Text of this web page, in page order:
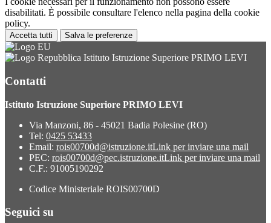
disabilitati. È possibile consultare l'elenco nella pagina della cookie
policy.
Accetta tutti Salva le preferenze
Istituto Istruzione Superiore PRIMO LEVI
Contatti
Istituto Istruzione Superiore PRIMO LEVI
Via Manzoni, 86 - 45021 Badia Polesine (RO)
Tel: 0425 53433
Email: rois00700d@istruzione.itLink per inviare una mail
PEC: rois00700d@pec.istruzione.itLink per inviare una mail
C.F.: 91005190292
Codice Ministeriale ROIS00700D
Seguici su